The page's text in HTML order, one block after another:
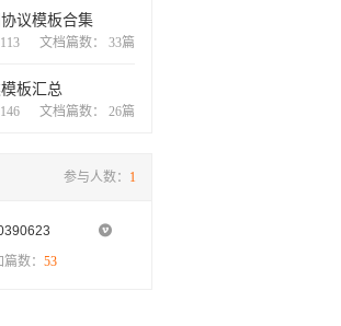
议模板合集
文档篇数： 33篇
板汇总
文档篇数： 26篇
参与人数： 1

数： 53